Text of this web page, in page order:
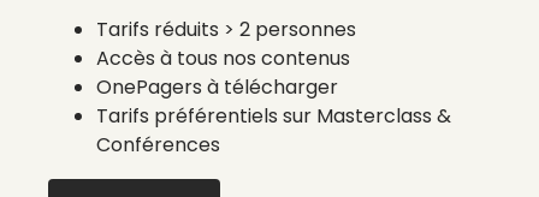
Tarifs réduits > 2 personnes
Accès à tous nos contenus
OnePagers à télécharger
Tarifs préférentiels sur Masterclass &
Conférences